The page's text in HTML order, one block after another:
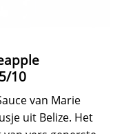
10
van Marie
uit Belize. Het